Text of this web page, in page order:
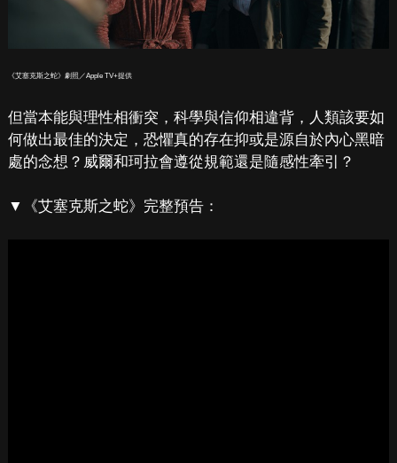
《艾塞克斯之蛇》劇照／Apple TV+提供
但當本能與理性相衝突，科學與信仰相違背，人類該要如
何做出最佳的決定，恐懼真的存在抑或是源自於內心黑暗
處的念想？威爾和珂拉會遵從規範還是隨感性牽引？
▼《艾塞克斯之蛇》完整預告：